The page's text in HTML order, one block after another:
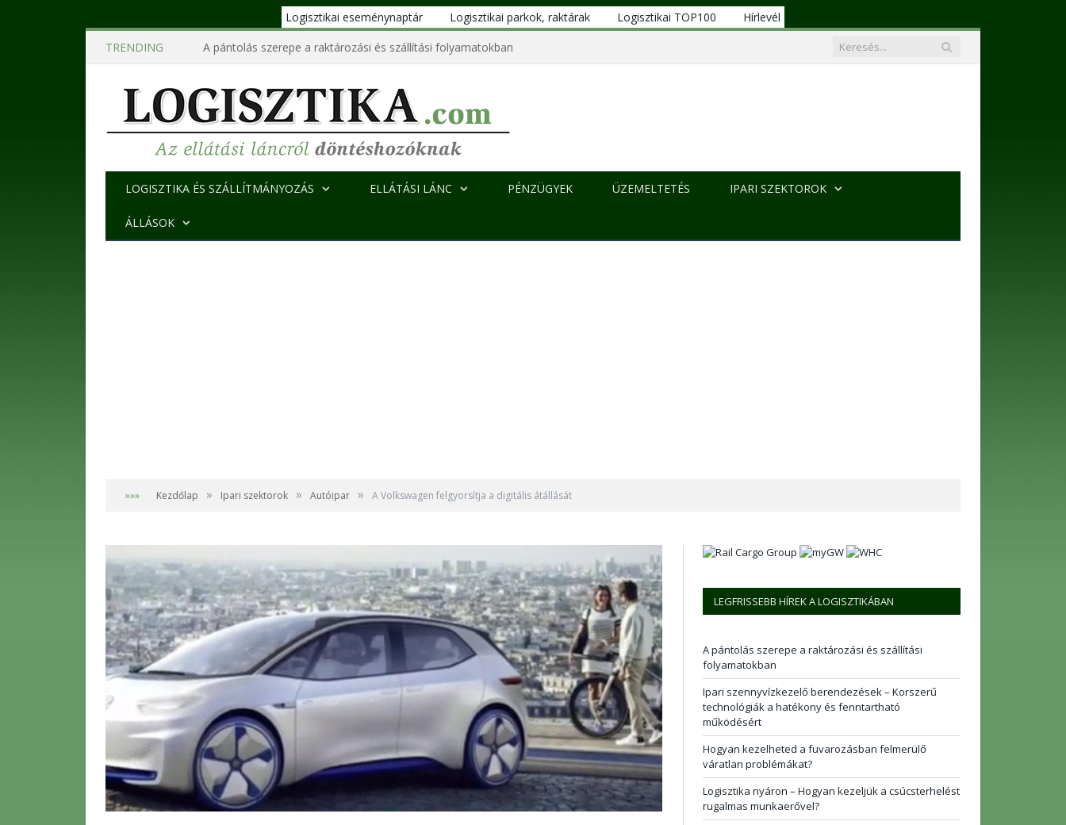
Logisztikai eseménynaptár Logisztikai parkok, raktárak Logisztikai TOP100
Hírlevél
TRENDING
A pántolás szerepe a raktározási és szállítási folyamatokban
LOGISZTIKA ÉS SZÁLLÍTMÁNYOZÁS ELLÁTÁSI LÁNC PÉNZÜGYEK ÜZEMELTETÉS IPARI SZEKTOROK
ÁLLÁSOK
»»» Kezdőlap » Ipari szektorok » Autóipar » A Volkswagen felgyorsítja a digitális átállását
LEGFRISSEBB HÍREK A LOGISZTIKÁBAN
A pántolás szerepe a raktározási és szállítási
folyamatokban
Ipari szennyvízkezelő berendezések – Korszerű
technológiák a hatékony és fenntartható
működésért
Hogyan kezelheted a fuvarozásban felmerülő
váratlan problémákat?
Logisztika nyáron – Hogyan kezeljük a csúcsterhelést
rugalmas munkaerővel?